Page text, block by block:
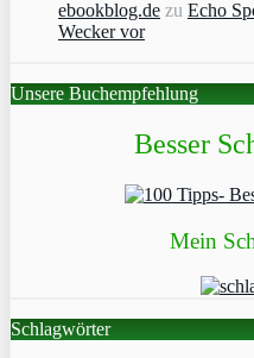
ebookblog.de zu Echo
Wecker vor
Unsere Buchempfehlung
Besser
Mein
Schlagwörter